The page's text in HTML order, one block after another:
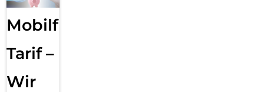
Mobilfunk
Tarif –
Wir